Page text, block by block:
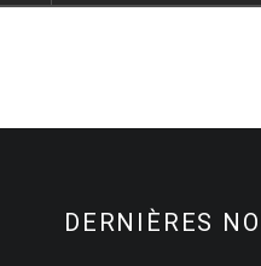
DERNIÈRES